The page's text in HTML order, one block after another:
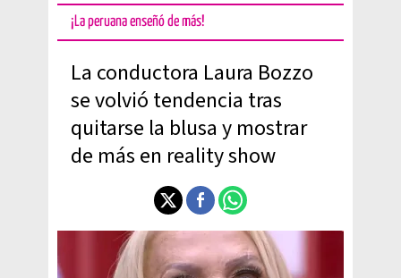
¡La peruana enseñó de más!
La conductora Laura Bozzo
se volvió tendencia tras
quitarse la blusa y mostrar
de más en reality show